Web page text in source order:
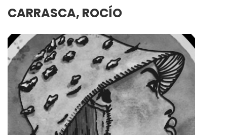
CARRASCA, ROCÍO